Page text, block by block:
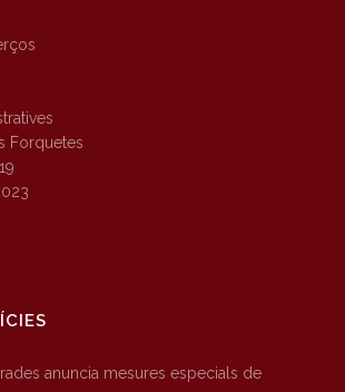
Forquetes
anuncia mesures especials de